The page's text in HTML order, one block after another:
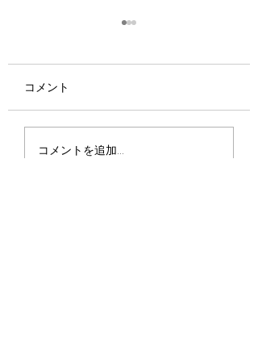
大好評💠業務用サイズ
販売開始します🧴‎🤍
コメント
コメントを追加…